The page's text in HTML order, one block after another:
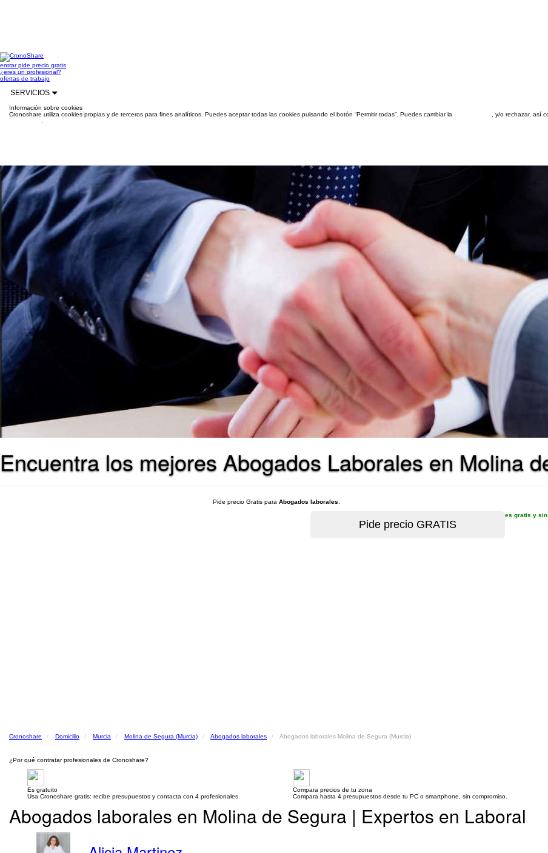
entrarpide precio gratis
¿eres un profesional?
ofertas de trabajo
SERVICIOS
Información sobre cookies
Cronoshare utiliza cookies propias y de terceros para fines analíticos. Puedes aceptar todas las cookies pulsando el botón “Permitir todas”. Puedes cambiar la
, y/o rechazar, así
Encuentra los mejores Abogados Laborales en Molina
Pide precio Gratis para Abogados laborales
es gratis y
Cronoshare Domicilio Murcia Molina de Segura (Murcia) Abogados laborales Abogados laborales Molina de Segura (Murcia)
¿Por qué contratar profesionales de Cronoshare?
Es gratuito
Usa Cronoshare gratis: recibe presupuestos y contacta con 4 profesionales.
Compara precios de tu zona
Compara hasta 4 presupuestos desde tu PC o smartphone, sin compromiso.
Abogados laborales en Molina de Segura | Expertos en Laboral